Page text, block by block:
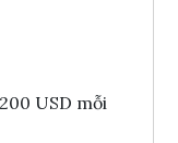
USD mỗi